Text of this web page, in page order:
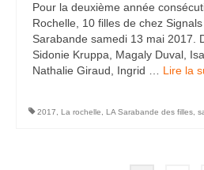
Pour la deuxième année
Rochelle, 10 filles de chez
Sarabande samedi 13 mai 2017.
Sidonie Kruppa, Magaly Duval,
Nathalie Giraud, Ingrid … Lire la
2017 La rochelle LA Sarabande des filles